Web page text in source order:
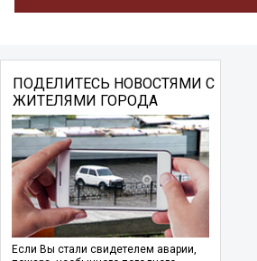
ПОДЕЛИТЕСЬ НОВОСТЯМИ С
ЖИТЕЛЯМИ ГОРОДА
Если Вы стали свидетелем аварии,